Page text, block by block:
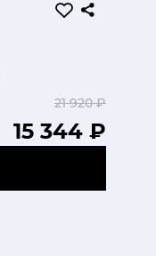
21 920 ₽
15 344 ₽